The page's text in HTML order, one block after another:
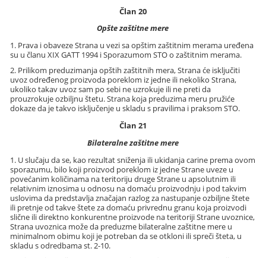
Član 20
Opšte zaštitne mere
1. Prava i obaveze Strana u vezi sa opštim zaštitnim merama uređena
su u članu XIX GATT 1994 i Sporazumom STO o zaštitnim merama.
2. Prilikom preduzimanja opštih zaštitnih mera, Strana će isključiti
uvoz određenog proizvoda poreklom iz jedne ili nekoliko Strana,
ukoliko takav uvoz sam po sebi ne uzrokuje ili ne preti da
prouzrokuje ozbiljnu štetu. Strana koja preduzima meru pružiće
dokaze da je takvo isključenje u skladu s pravilima i praksom STO.
Član 21
Bilateralne zaštitne mere
1. U slučaju da se, kao rezultat sniženja ili ukidanja carine prema ovom
sporazumu, bilo koji proizvod poreklom iz jedne Strane uveze u
povećanim količinama na teritoriju druge Strane u apsolutnim ili
relativnim iznosima u odnosu na domaću proizvodnju i pod takvim
uslovima da predstavlja značajan razlog za nastupanje ozbiljne štete
ili pretnje od takve štete za domaću privrednu granu koja proizvodi
slične ili direktno konkurentne proizvode na teritoriji Strane uvoznice,
Strana uvoznica može da preduzme bilateralne zaštitne mere u
minimalnom obimu koji je potreban da se otkloni ili spreči šteta, u
skladu s odredbama st. 2-10.